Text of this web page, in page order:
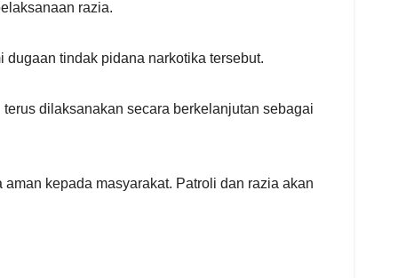
razia.
tindak pidana narkotika tersebut.
dilaksanakan secara berkelanjutan sebagai
kepada masyarakat. Patroli dan razia akan